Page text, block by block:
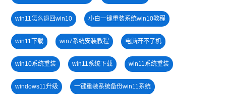
win11怎么退回win10 小白一键重装系统win10教程
win11下载 win7系统安装教程 电脑开不了机
win10系统重装 win11系统下载 win11系统重装
windows11升级 一键重装系统备份win11系统